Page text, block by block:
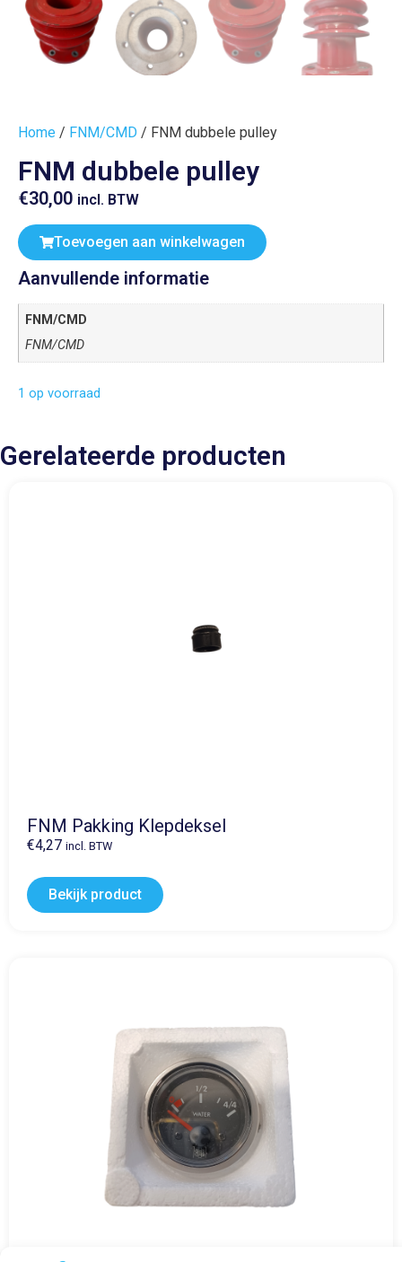
Home / FNM/CMD / FNM dubbele pulley
FNM dubbele pulley
€30,00 incl. BTW
Toevoegen aan winkelwagen
Aanvullende informatie
FNM/CMD
FNM/CMD
1 op voorraad
Gerelateerde producten
FNM Pakking Klepdeksel
€4,27 incl. BTW
Bekijk product